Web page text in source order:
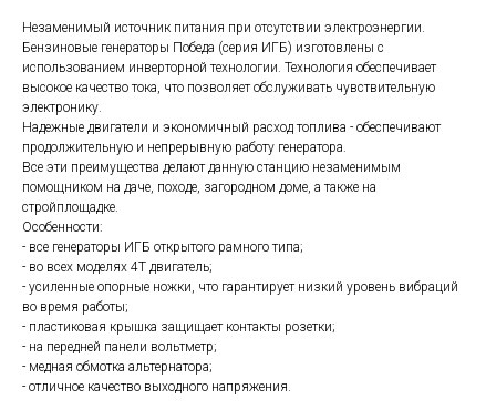
Незаменимый источник питания при отсутствии электроэнергии.
Бензиновые генераторы Победа (серия ИГБ) изготовлены с
использованием инверторной технологии. Технология обеспечивает
высокое качество тока, что позволяет обслуживать чувствительную
электронику.
Надежные двигатели и экономичный расход топлива - обеспечивают
продолжительную и непрерывную работу генератора.
Все эти преимущества делают данную станцию незаменимым
помощником на даче, походе, загородном доме, а также на
стройплощадке.
Особенности:
- все генераторы ИГБ открытого рамного типа;
- во всех моделях 4Т двигатель;
- усиленные опорные ножки, что гарантирует низкий уровень вибраций
во время работы;
- пластиковая крышка защищает контакты розетки;
- на передней панели вольтметр;
- медная обмотка альтернатора;
- отличное качество выходного напряжения.